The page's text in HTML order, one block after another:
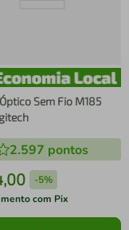
Sem Fio M185
2.597 pontos
,00 -5%
com Pix